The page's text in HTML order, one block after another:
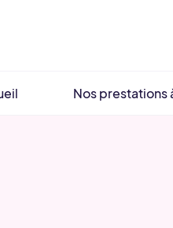
Nos prestations